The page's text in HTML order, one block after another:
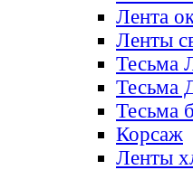
Лента
Ленты
Тесьма
Тесьма
Корсаж
Ленты